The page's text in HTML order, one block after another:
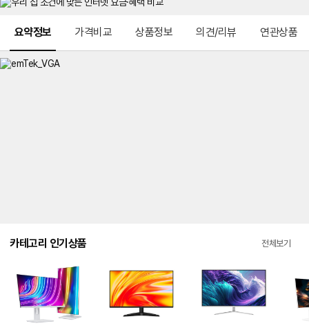
요약정보 가격비교 상품정보 의견/리뷰 연관상품
카테고리 인기상품 전체보기